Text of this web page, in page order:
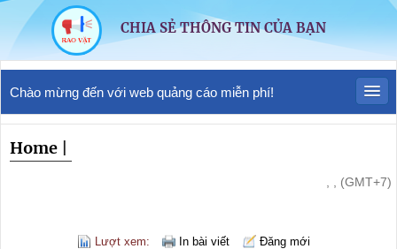
CHIA SẺ THÔNG TIN CỦA BẠN
Chào mừng đến với web quảng cáo miễn phí!
Home
, , (GMT+7)
Lượt xem: In bài viết Đăng mới